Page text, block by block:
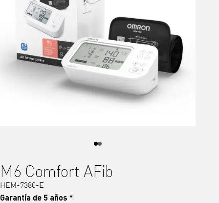
M6 Comfort AFib
HEM-7380-E
Garantía de 5 años *